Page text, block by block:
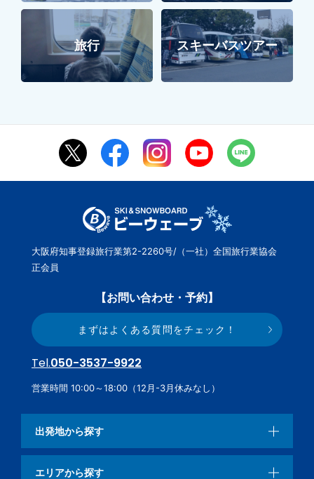
旅行 スキーバスツアー
大阪府知事登録旅行業第2-2260号/（一社）全国旅行業協会
正会員
【お問い合わせ・予約】
まずはよくある質問をチェック！
Tel.050-3537-9922
営業時間 10:00～18:00（12月-3月休みなし）
出発地から探す
エリアから探す